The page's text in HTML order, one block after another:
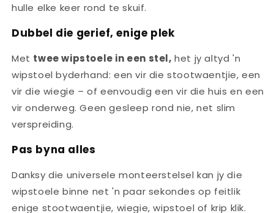
hulle elke keer rond te skuif.
Dubbel die gerief, enige plek
Met twee wipstoele in een stel, het jy altyd 'n
wipstoel byderhand: een vir die stootwaentjie, een
vir die wiegie – of eenvoudig een vir die huis en een
vir onderweg. Geen gesleep rond nie, net slim
verspreiding.
Pas byna alles
Danksy die universele monteerstelsel kan jy die
wipstoele binne net 'n paar sekondes op feitlik
enige stootwaentjie, wiegie, wipstoel of krip klik.